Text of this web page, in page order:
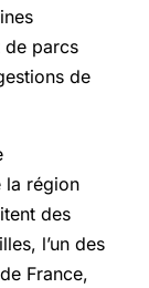
de parcs
de
la région
des
l’un des
France,